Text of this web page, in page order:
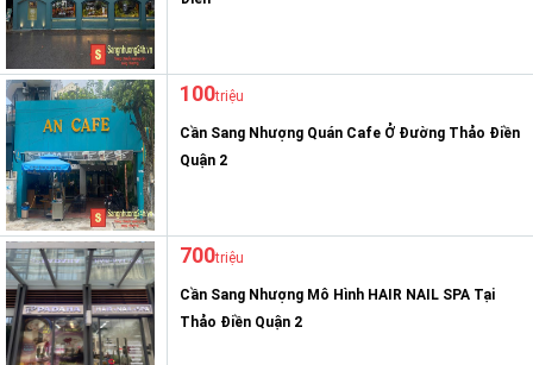
100triệu
Cần Sang Nhượng Quán Cafe Ở Đường Thảo Điền
Quận 2
700triệu
Cần Sang Nhượng Mô Hình HAIR NAIL SPA Tại
Thảo Điền Quận 2